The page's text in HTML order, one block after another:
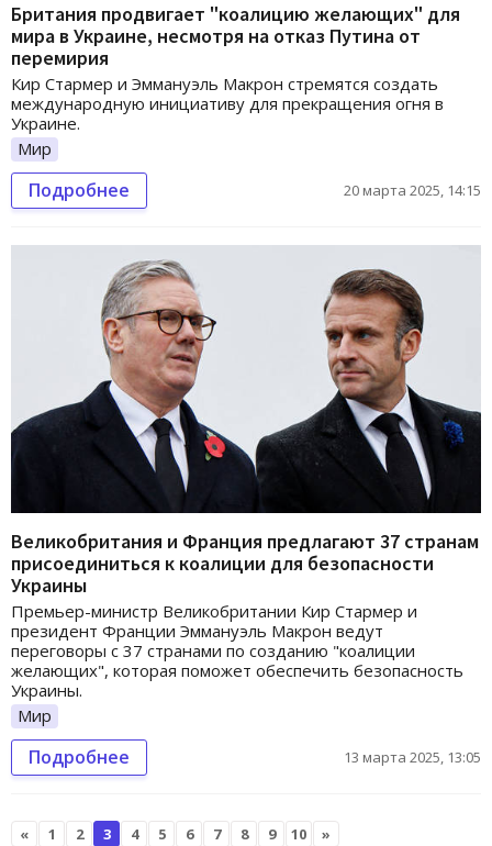
Британия продвигает "коалицию желающих" для
мира в Украине, несмотря на отказ Путина от
перемирия
Кир Стармер и Эммануэль Макрон стремятся создать
международную инициативу для прекращения огня в
Украине.
Мир
Подробнее 20 марта 2025, 14:15
Великобритания и Франция предлагают 37 странам
присоединиться к коалиции для безопасности
Украины
Премьер-министр Великобритании Кир Стармер и
президент Франции Эммануэль Макрон ведут
переговоры с 37 странами по созданию "коалиции
желающих", которая поможет обеспечить безопасность
Украины.
Мир
Подробнее 13 марта 2025, 13:05
« 1 2 3 4 5 6 7 8 9 10 »